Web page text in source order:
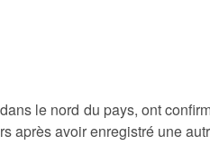
le nord du pays, ont
après avoir enregistré une